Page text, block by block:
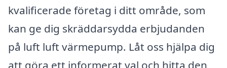
kvalificerade företag i ditt område, som
kan ge dig skräddarsydda erbjudanden
på luft luft värmepump. Låt oss hjälpa dig